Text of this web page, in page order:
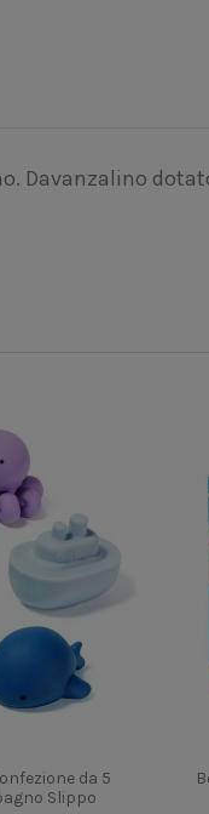
Davanzalino
da 5
Slippo